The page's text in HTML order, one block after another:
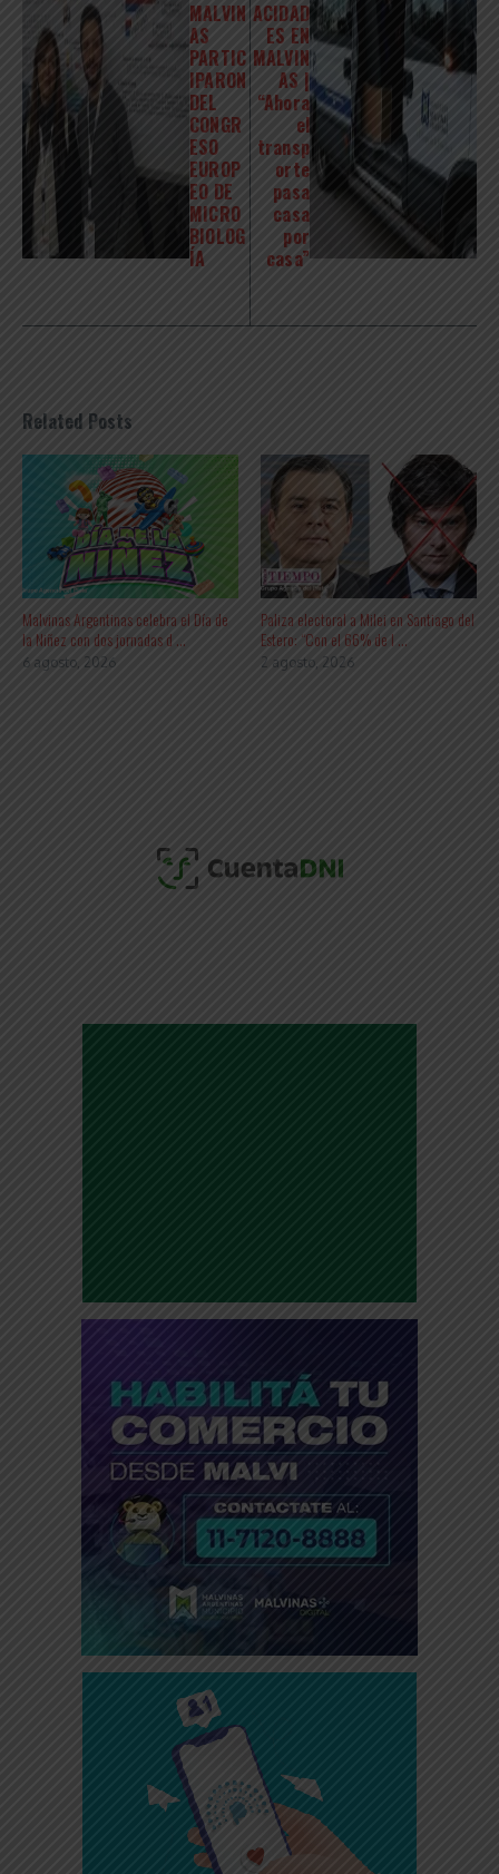
MALVIN
AS
PARTIC
IPARON
DEL
CONGR
ESO
EUROP
EO DE
MICRO
BIOLOG
ÍA
ACIDAD
ES EN
MALVIN
AS |
“Ahora
el
transp
orte
pasa
casa
por
casa”
Related Posts
Malvinas Argentinas celebra el Día de
la Niñez con dos jornadas d ...
6 agosto, 2026
Paliza electoral a Milei en Santiago del
Estero: “Con el 66% de l ...
2 agosto, 2026